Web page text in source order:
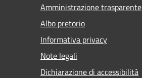
Amministrazione trasparente
Albo pretorio
Informativa privacy
Note legali
Dichiarazione di accessibilità